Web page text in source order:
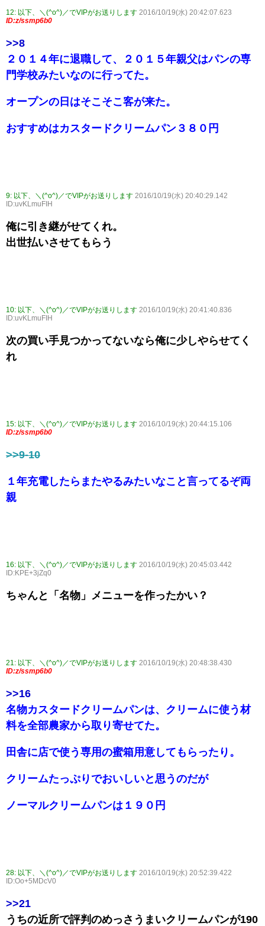
12: 以下、＼(^o^)／でVIPがお送りします 2016/10/19(水) 20:42:07.623
ID:z/ssmp6b0
>>8
２０１４年に退職して、２０１５年親父はパンの専
門学校みたいなのに行ってた。
オープンの日はそこそこ客が来た。
おすすめはカスタードクリームパン３８０円
9: 以下、＼(^o^)／でVIPがお送りします 2016/10/19(水) 20:40:29.142
ID:uvKLmuFIH
俺に引き継がせてくれ。
出世払いさせてもらう
10: 以下、＼(^o^)／でVIPがお送りします 2016/10/19(水) 20:41:40.836
ID:uvKLmuFIH
次の買い手見つかってないなら俺に少しやらせてく
れ
15: 以下、＼(^o^)／でVIPがお送りします 2016/10/19(水) 20:44:15.106
ID:z/ssmp6b0
>>9-10
１年充電したらまたやるみたいなこと言ってるぞ両
親
16: 以下、＼(^o^)／でVIPがお送りします 2016/10/19(水) 20:45:03.442
ID:KPE+3jZq0
ちゃんと「名物」メニューを作ったかい？
21: 以下、＼(^o^)／でVIPがお送りします 2016/10/19(水) 20:48:38.430
ID:z/ssmp6b0
>>16
名物カスタードクリームパンは、クリームに使う材
料を全部農家から取り寄せてた。
田舎に店で使う専用の蜜箱用意してもらったり。
クリームたっぷりでおいしいと思うのだが
ノーマルクリームパンは１９０円
28: 以下、＼(^o^)／でVIPがお送りします 2016/10/19(水) 20:52:39.422
ID:Oo+5MDcV0
>>21
うちの近所で評判のめっさうまいクリームパンが190